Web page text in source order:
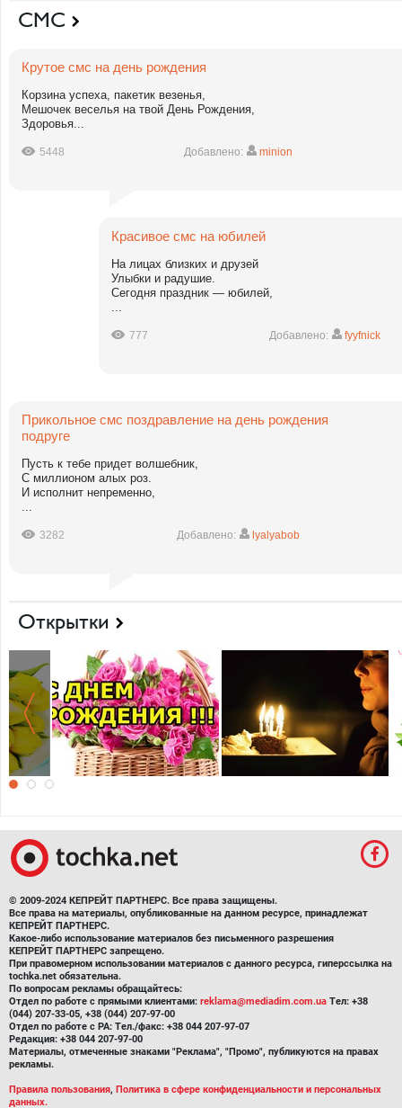
СМС
Крутое смс на день рождения
Корзина успеха, пакетик везенья,
Мешочек веселья на твой День Рождения,
Здоровья...
5448 Добавлено: minion
Красивое смс на юбилей
На лицах близких и друзей
Улыбки и радушие.
Сегодня праздник — юбилей,
...
777 Добавлено: fyyfnick
Прикольное смс поздравление на день рождения
подруге
Пусть к тебе придет волшебник,
С миллионом алых роз.
И исполнит непременно,
...
3282 Добавлено: lyalyabob
Открытки
© 2009-2024 КЕПРЕЙТ ПАРТНЕРС. Все права защищены.
Все права на материалы, опубликованные на данном ресурсе, принадлежат
КЕПРЕЙТ ПАРТНЕРС.
Какое-либо использование материалов без письменного разрешения
КЕПРЕЙТ ПАРТНЕРС запрещено.
При правомерном использовании материалов с данного ресурса, гиперссылка на
tochka.net обязательна.
По вопросам рекламы обращайтесь:
Отдел по работе с прямыми клиентами: reklama@mediadim.com.ua Тел: +38
(044) 207-33-05, +38 (044) 207-97-00
Отдел по работе с РА: Тел./факс: +38 044 207-97-07
Редакция: +38 044 207-97-00
Материалы, отмеченные знаками "Реклама", "Промо", публикуются на правах
рекламы.
Правила пользования, Политика в сфере конфиденциальности и персональных
данных.